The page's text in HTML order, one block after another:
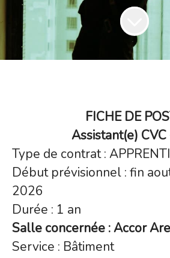
FICHE DE
Assistant(e)
Type de contrat :
Début prévisionnel : fin
2026
Durée : 1 an
Salle concernée : Accor
Service : Bâtiment